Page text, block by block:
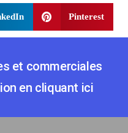
Pinterest
et commerciales
en cliquant ici